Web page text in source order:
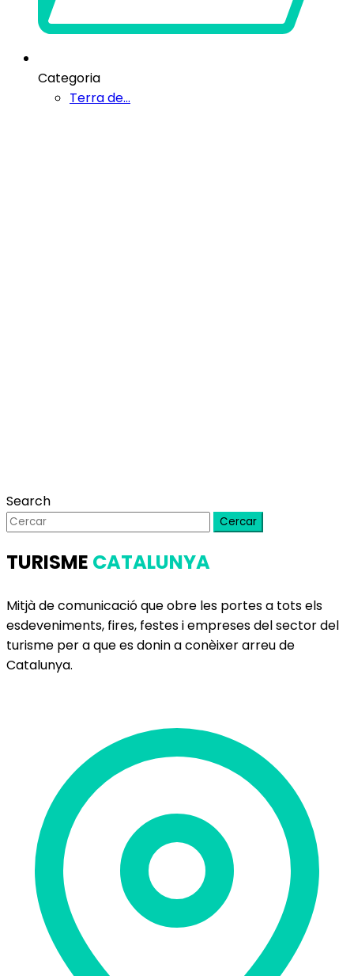
Categoria
Terra de...
Search
Cercar
TURISME CATALUNYA
Mitjà de comunicació que obre les portes a tots els
esdeveniments, fires, festes i empreses del sector del
turisme per a que es donin a conèixer arreu de
Catalunya.